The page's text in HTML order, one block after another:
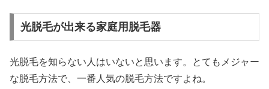
光脱毛が出来る家庭用脱毛器
光脱毛を知らない人はいないと思います。とてもメジャー
な脱毛方法で、一番人気の脱毛方法ですよね。